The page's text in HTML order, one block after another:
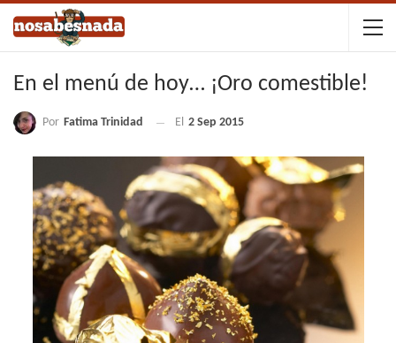
En el menú de hoy… ¡Oro comestible!
Por Fatima Trinidad El 2 Sep 2015